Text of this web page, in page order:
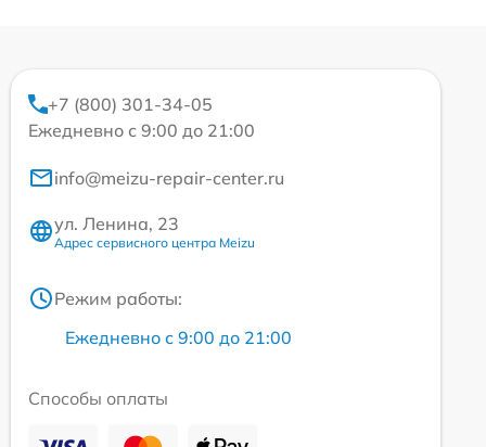
+7 (800) 301-34-05
Ежедневно с 9:00 до 21:00
info@meizu-repair-center.ru
ул. Ленина, 23
Адрес сервисного центра Meizu
Режим работы:
Ежедневно с 9:00 до 21:00
Способы оплаты